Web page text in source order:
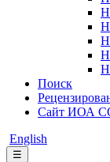
Поиск
Сайт ИОА
English
☰